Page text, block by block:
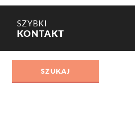
SZYBKI
KONTAKT